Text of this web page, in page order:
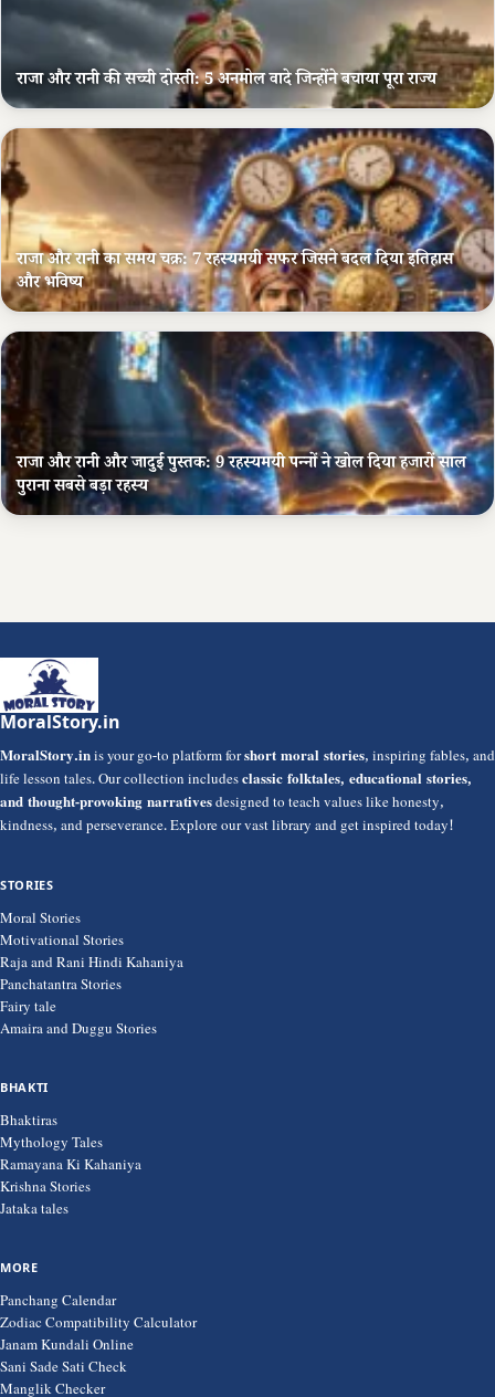
राजा और रानी की सच्ची दोस्ती: 5 अनमोल वादे जिन्होंने बचाया पूरा राज्य
राजा और रानी का समय चक्र: 7 रहस्यमयी सफर जिसने बदल दिया इतिहास
और भविष्य
राजा और रानी और जादुई पुस्तक: 9 रहस्यमयी पन्नों ने खोल दिया हजारों साल
पुराना सबसे बड़ा रहस्य
MoralStory.in
MoralStory.inis your go-to platform forshort moral stories, inspiring fables, and
life lesson tales. Our collection includesclassic folktales, educational stories,
and thought-provoking narrativesdesigned to teach values like honesty,
kindness, and perseverance. Explore our vast library and get inspired today!
STORIES
Moral Stories
Motivational Stories
Raja and Rani Hindi Kahaniya
Panchatantra Stories
Fairy tale
Amaira and Duggu Stories
BHAKTI
Bhaktiras
Mythology Tales
Ramayana Ki Kahaniya
Krishna Stories
Jataka tales
MORE
Panchang Calendar
Zodiac Compatibility Calculator
Janam Kundali Online
Sani Sade Sati Check
Manglik Checker